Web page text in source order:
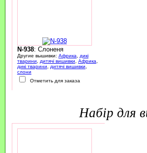
N-938: Слоненя
Другие вышивки: Африка
дикі
тварини
дитячі вишивки Африка
дикі тварини
дитячі вишивки
слони
Отметить для заказа
набір